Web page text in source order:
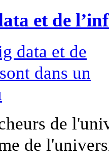
et de
de
de